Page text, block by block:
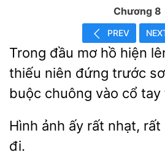
Chương 8
PREV
Trong đầu mơ hồ
thiếu niên đứng trước
chuông
cổ tay
Hình ảnh nhạt, rất